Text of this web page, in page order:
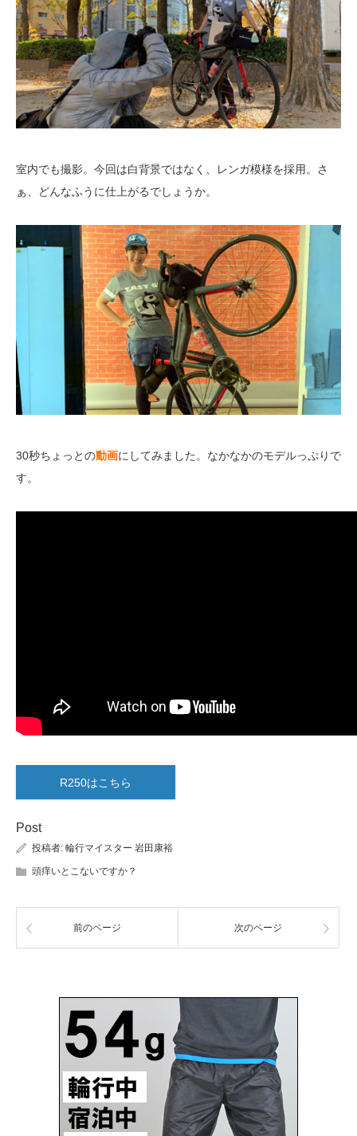
室内でも撮影。今回は白背景ではなく、レンガ模様を採用。さ
ぁ、どんなふうに仕上がるでしょうか。
30秒ちょっとの動画にしてみました。なかなかのモデルっぷりで
す。
R250はこちら
Post
投稿者: 輪行マイスター 岩田康裕
頭痒いとこないですか？
前のページ 次のページ